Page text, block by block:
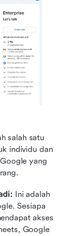
salah satu
individu dan
yang
Ini adalah
Sesiapa
akses
Google